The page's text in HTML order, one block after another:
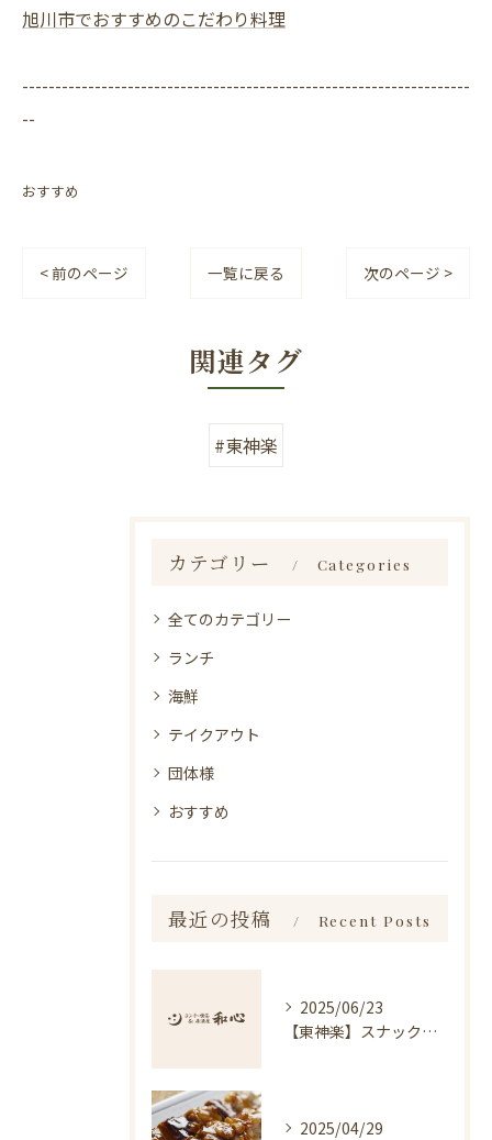
旭川市でおすすめのこだわり料理
--------------------------------------------------------------------
--
おすすめ
< 前のページ 一覧に戻る 次のページ >
関連タグ
#東神楽
カテゴリー Categories
全てのカテゴリー
ランチ
海鮮
テイクアウト
団体様
おすすめ
最近の投稿 Recent Posts
2025/06/23
【東神楽】スナック琥珀についてのお知らせ｜ランチ・喫茶＆居酒屋 和心
2025/04/29